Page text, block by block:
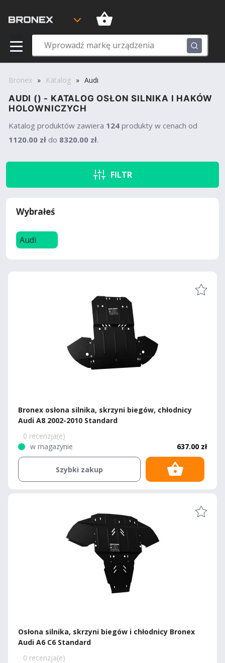
Bronex » Katalog » Audi
AUDI () - KATALOG OSŁON SILNIKA I HAKÓW
HOLOWNICZYCH
Katalog produktów zawiera 124 produkty w cenach od
1120.00 zł do 8320.00 zł.
FILTR
Wybrałeś
Audi
Bronex osłona silnika, skrzyni biegów, chłodnicy
Audi A8 2002-2010 Standard
0 recenzja(e)
w magazynie
637.00 zł
Szybki zakup
Osłona silnika, skrzyni biegów i chłodnicy Bronex
Audi A6 C6 Standard
0 recenzja(e)